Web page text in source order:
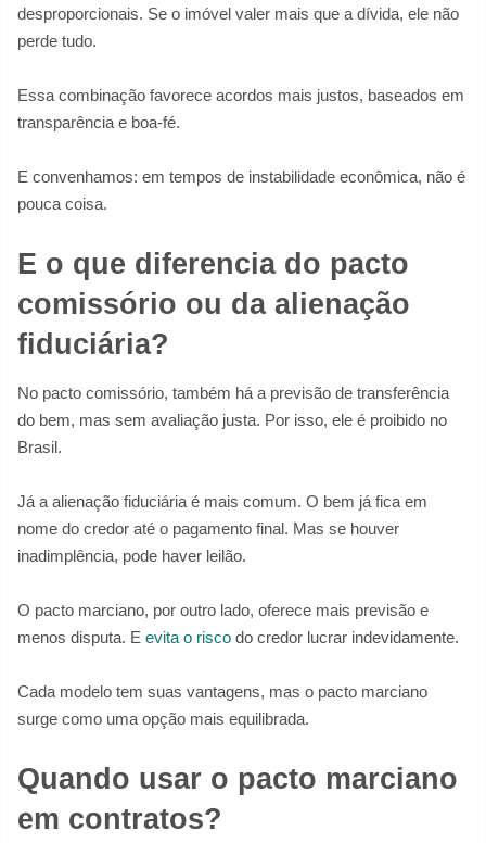
desproporcionais. Se o imóvel valer mais que a dívida, ele não
perde tudo.
Essa combinação favorece acordos mais justos, baseados em
transparência e boa-fé.
E convenhamos: em tempos de instabilidade econômica, não é
pouca coisa.
E o que diferencia do pacto
comissório ou da alienação
fiduciária?
No pacto comissório, também há a previsão de transferência
do bem, mas sem avaliação justa. Por isso, ele é proibido no
Brasil.
Já a alienação fiduciária é mais comum. O bem já fica em
nome do credor até o pagamento final. Mas se houver
inadimplência, pode haver leilão.
O pacto marciano, por outro lado, oferece mais previsão e
menos disputa. E evita o risco do credor lucrar indevidamente.
Cada modelo tem suas vantagens, mas o pacto marciano
surge como uma opção mais equilibrada.
Quando usar o pacto marciano
em contratos?